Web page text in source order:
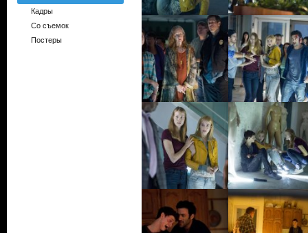
Кадры
Со съемок
Постеры